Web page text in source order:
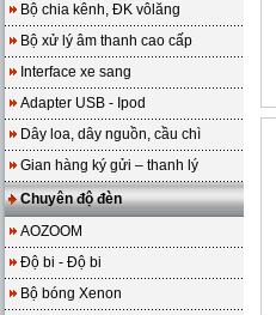
Bộ chia kênh, ĐK vôlăng
Bộ xử lý âm thanh cao cấp
Interface xe sang
Adapter USB - Ipod
Dây loa, dây nguồn, cầu chì
Gian hàng ký gửi – thanh lý
Chuyên độ đèn
AOZOOM
Độ bi - Độ bi
Bộ bóng Xenon